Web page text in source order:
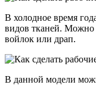
В холодное время
видов тканей. Можно
войлок или драп.
В данной модели